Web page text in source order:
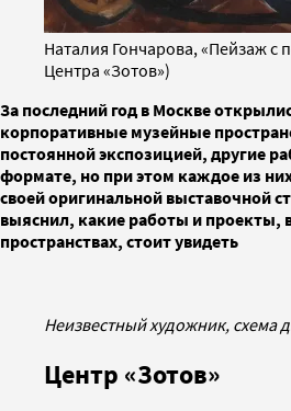
Наталия Гончарова, «Пейзаж с
Центра «Зотов»)
За последний год в Москве
корпоративные музейные
постоянной экспозицией, другие
формате, но при этом каждое из
своей оригинальной выставочной
выяснил, какие работы и проекты,
пространствах, стоит увидеть
Неизвестный художник, схема
Центр «Зотов»